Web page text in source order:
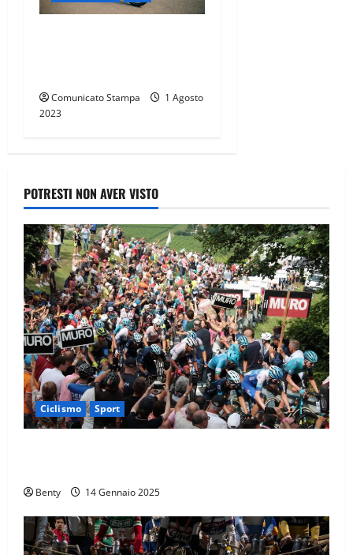
Comunicato Stampa
1 Agosto
2023
POTRESTI NON AVER VISTO
Ciclismo Sport
Benty 14 Gennaio 2025